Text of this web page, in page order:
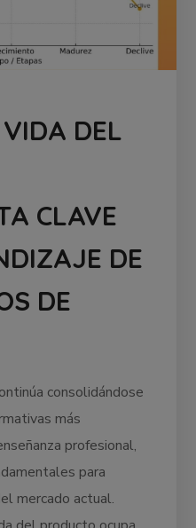
DEL
CLAVE
DE
DE
consolidándose
más
profesional,
para
mercado actual.